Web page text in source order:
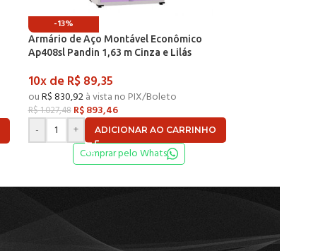
-13%
Armário de Aço Montável Econômico
Ap408sl Pandin 1,63 m Cinza e Lilás
10x deR$89,35
ouR$830,92à vista no PIX/Boleto
R$1.027,48 R$893,46
-
+ ADICIONAR AO CARRINHO
Comprar pelo Whats